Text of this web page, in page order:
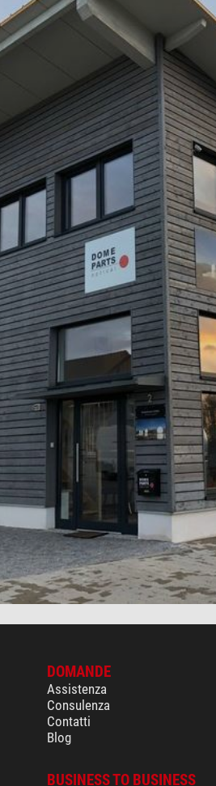
DOMANDE
Assistenza
Consulenza
Contatti
Blog
BUSINESS TO BUSINESS